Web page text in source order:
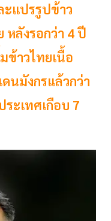
แปรรูปข้าว
หลังรอกว่า 4 ปี
ข้าวไทยเนื้อ
นมังกรแล้วกว่า
ระเทศเกือบ 7